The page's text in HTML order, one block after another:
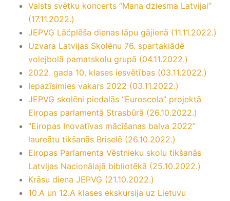
Valsts svētku koncerts “Mana dziesma Latvijai”
(17.11.2022.)
JEPVĢ Lāčplēša dienas lāpu gājienā (11.11.2022.)
Uzvara Latvijas Skolēnu 76. spartakiādē
volejbolā pamatskolu grupā (04.11.2022.)
2022. gada 10. klases iesvētības (03.11.2022.)
Iepazīsimies vakars 2022 (03.11.2022.)
JEPVĢ skolēni piedalās “Euroscola” projektā
Eiropas parlamentā Strasbūrā (26.10.2022.)
“Eiropas Inovatīvas mācīšanas balva 2022”
laureātu tikšanās Briselē (26.10.2022.)
Eiropas Parlamenta Vēstnieku skolu tikšanās
Latvijas Nacionālajā bibliotēkā (25.10.2022.)
Krāsu diena JEPVĢ (21.10.2022.)
10.A un 12.A klases ekskursija uz Lietuvu